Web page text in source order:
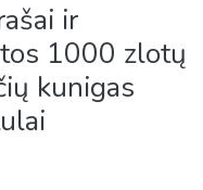
ir
1000 zlotų
kunigas